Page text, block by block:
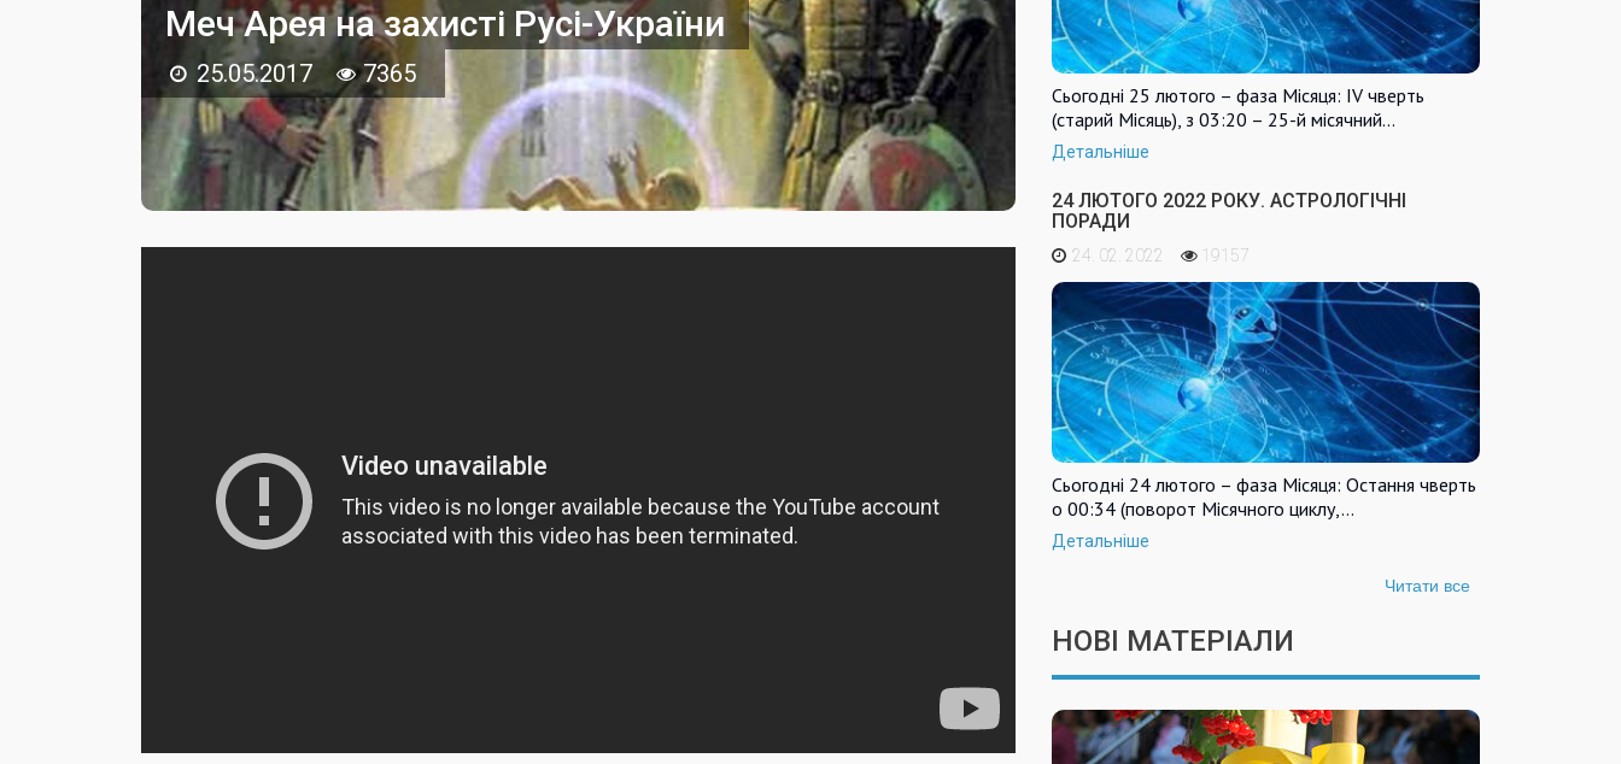
Меч Арея на захисті Русі-України
25.05.2017 7365
Сьогодні 25 лютого – фаза Місяця: IV чверть
(старий Місяць), з 03:20 – 25-й місячний…
Детальніше
24 ЛЮТОГО 2022 РОКУ. АСТРОЛОГІЧНІ
ПОРАДИ
24. 02. 2022 19157
Сьогодні 24 лютого – фаза Місяця: Остання чверть
о 00:34 (поворот Місячного циклу,…
Детальніше
Читати все
НОВІ МАТЕРІАЛИ